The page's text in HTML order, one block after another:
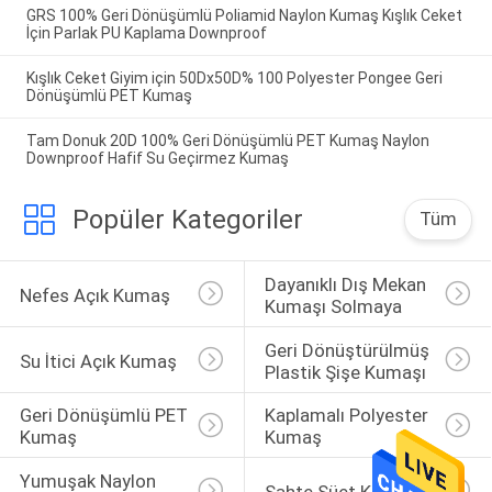
GRS 100% Geri Dönüşümlü Poliamid Naylon Kumaş Kışlık Ceket
İçin Parlak PU Kaplama Downproof
Kışlık Ceket Giyim için 50Dx50D% 100 Polyester Pongee Geri
Dönüşümlü PET Kumaş
Tam Donuk 20D 100% Geri Dönüşümlü PET Kumaş Naylon
Downproof Hafif Su Geçirmez Kumaş
Popüler Kategoriler Tüm
Nefes Açık Kumaş
Dayanıklı Dış Mekan
Kumaşı Solmaya
Su İtici Açık Kumaş
Geri Dönüştürülmüş
Plastik Şişe Kumaşı
Geri Dönüşümlü PET
Kumaş
Kaplamalı Polyester
Kumaş
Yumuşak Naylon